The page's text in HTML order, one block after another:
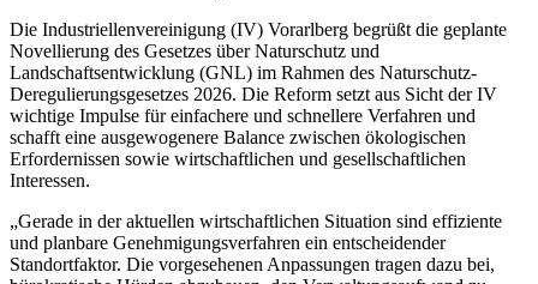
Die Industriellenvereinigung (IV) Vorarlberg begrüßt die geplante
Novellierung des Gesetzes über Naturschutz und
Landschaftsentwicklung (GNL) im Rahmen des Naturschutz-
Deregulierungsgesetzes 2026. Die Reform setzt aus Sicht der IV
wichtige Impulse für einfachere und schnellere Verfahren und
schafft eine ausgewogenere Balance zwischen ökologischen
Erfordernissen sowie wirtschaftlichen und gesellschaftlichen
Interessen.
„Gerade in der aktuellen wirtschaftlichen Situation sind effiziente
und planbare Genehmigungsverfahren ein entscheidender
Standortfaktor. Die vorgesehenen Anpassungen tragen dazu bei,